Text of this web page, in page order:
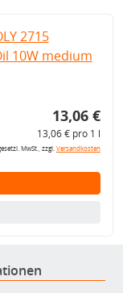
2715
10W medium
13,06 €
13,06 € pro 1 l
MwSt., zzgl.Versandkosten